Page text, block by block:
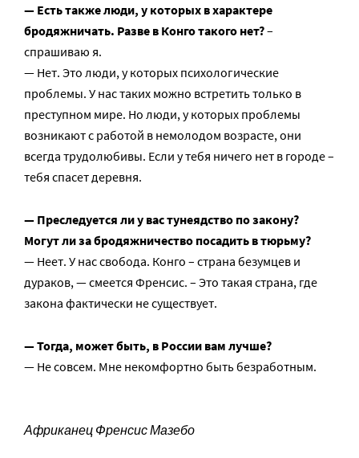
— Есть также люди, у которых в характере
бродяжничать. Разве в Конго такого нет?–
спрашиваю я.
— Нет. Это люди, у которых психологические
проблемы. У нас таких можно встретить только в
преступном мире. Но люди, у которых проблемы
возникают с работой в немолодом возрасте, они
всегда трудолюбивы. Если у тебя ничего нет в городе –
тебя спасет деревня.
— Преследуется ли у вас тунеядство по закону?
Могут ли за бродяжничество посадить в тюрьму?
— Неет. У нас свобода. Конго – страна безумцев и
дураков, — смеется Френсис. – Это такая страна, где
закона фактически не существует.
— Тогда, может быть, в России вам лучше?
— Не совсем. Мне некомфортно быть безработным.
Африканец Френсис Мазебо